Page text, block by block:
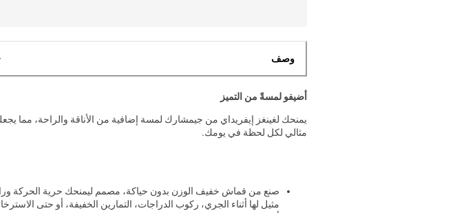
وصف
أضيفو لمسةً من التميز
يمنحك لغينغز إيفريداي من جيمشارك لمسة إضافية من الأناقة والراحة، مما
مثالي لكل لحظة في يومك.
صنع من قماش خفيف الوزن بدون حياكة، مصمم ليمنحك حرية الحركة
مثيل لها أثناء الجري، ركوب الدراجات، التمارين الخفيفة، أو حتى